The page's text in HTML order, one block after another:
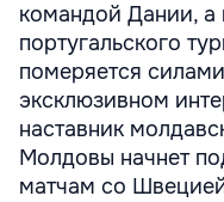
командой Дании, а
португальского
померяется
эксклюзивном
наставник
Молдовы начнет
матчам со